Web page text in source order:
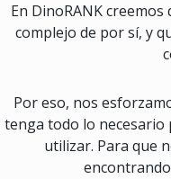
En DinoRANK
complejo de por sí, y
Por eso, nos
tenga todo lo necesario
utilizar. Para que